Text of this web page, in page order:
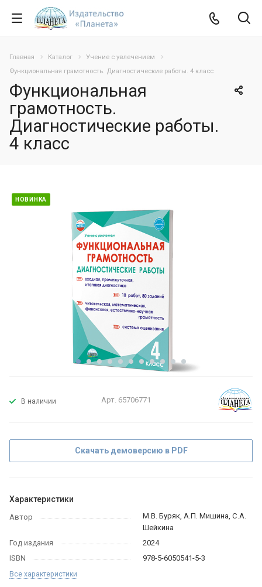
Главная Каталог
Учение с увлечением
Функциональная грамотность. Диагностические работы. 4 класс
Функциональная
грамотность.
Диагностические работы.
4 класс
НОВИНКА
В наличии Арт. 65706771
Скачать демоверсию в PDF
Характеристики
Автор
М.В. Буряк, А.П. Мишина, С.А.
Шейкина
Год издания
2024
ISBN
978-5-6050541-5-3
Все характеристики